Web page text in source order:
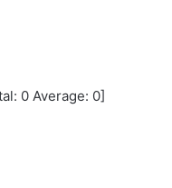
0 Average: 0]